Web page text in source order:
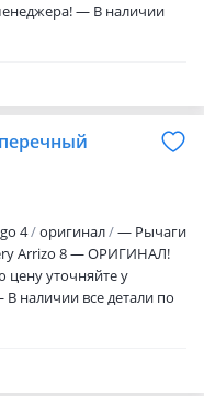
— В наличии
ходовой и т. Д. —
в наличии на
4 оригинал
— Рычаги
Arrizo 8 — ОРИГИНАЛ!
уточняйте у
наличии все детали по
салону и т. Д. — Triada